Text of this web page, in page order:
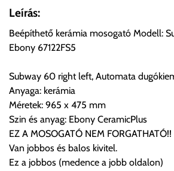
Önnek lehetősége van rendelését a
ingyenesen átvenni Budapesti
előre egyeztetett időpontban.
Szállítási díjak:
Az oldalunkon rendelés esetén,
úgy esetenként több lehetőséget ajánl fel
vásárolt árú figyelembevételével az
költséget válassza ki.
Leírás:
Beépíthető kerámia mosogató Modell:
Ebony 67122FS5
Subway 60 right left, Automata
Anyaga: kerámia
Méretek: 965 x 475 mm
Szin és anyag: Ebony CeramicPlus
EZ A MOSOGATÓ NEM FORGATHATÓ!!
Van jobbos és balos kivitel.
Ez a jobbos (medence a jobb oldalon)